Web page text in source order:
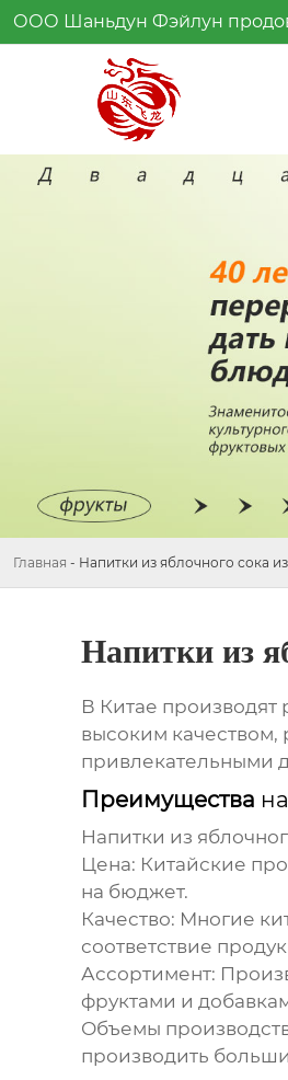
ООО Шаньдун Фэйлун
Главная - Напитки из яблочного сока
Напитки из
В Китае производят
высоким качеством,
привлекательными
Преимущества
Напитки из
Цена: Китайские
на бюджет.
Качество: Многие
соответствие
Ассортимент:
фруктами и
Объемы
производить